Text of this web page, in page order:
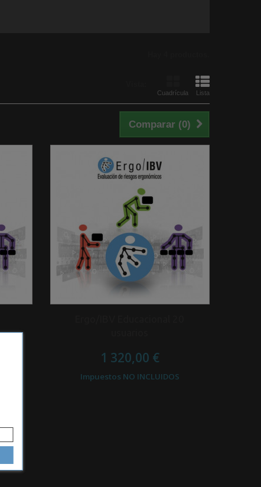
Cuadrícula Lista
Comparar (0)
1 320,00 €
Impuestos NO INCLUIDOS